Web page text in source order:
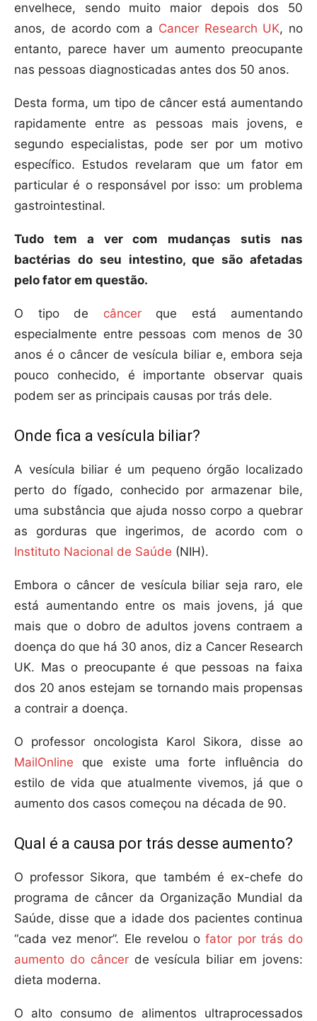
envelhece, sendo muito maior depois dos 50
anos, de acordo com a Cancer Research UK, no
entanto, parece haver um aumento preocupante
nas pessoas diagnosticadas antes dos 50 anos.
Desta forma, um tipo de câncer está aumentando
rapidamente entre as pessoas mais jovens, e
segundo especialistas, pode ser por um motivo
específico. Estudos revelaram que um fator em
particular é o responsável por isso: um problema
gastrointestinal.
Tudo tem a ver com mudanças sutis nas
bactérias do seu intestino, que são afetadas
pelo fator em questão.
O tipo de câncerque está aumentando
especialmente entre pessoas com menos de 30
anos é o câncer de vesícula biliar e, embora seja
pouco conhecido, é importante observar quais
podem ser as principais causas por trás dele.
Onde fica a vesícula biliar?
A vesícula biliar é um pequeno órgão localizado
perto do fígado, conhecido por armazenar bile,
uma substância que ajuda nosso corpo a quebrar
as gorduras que ingerimos, de acordo com o
Instituto Nacional de Saúde (NIH).
Embora o câncer de vesícula biliar seja raro, ele
está aumentando entre os mais jovens, já que
mais que o dobro de adultos jovens contraem a
doença do que há 30 anos, diz a Cancer Research
UK. Mas o preocupante é que pessoas na faixa
dos 20 anos estejam se tornando mais propensas
a contrair a doença.
O professor oncologista Karol Sikora, disse ao
MailOnline que existe uma forte influência do
estilo de vida que atualmente vivemos, já que o
aumento dos casos começou na década de 90.
Qual é a causa por trás desse aumento?
O professor Sikora, que também é ex-chefe do
programa de câncer da Organização Mundial da
Saúde, disse que a idade dos pacientes continua
“cada vez menor”. Ele revelou ofator por trás do
aumento do câncerde vesícula biliar em jovens:
dieta moderna.
O alto consumo de alimentos ultraprocessados